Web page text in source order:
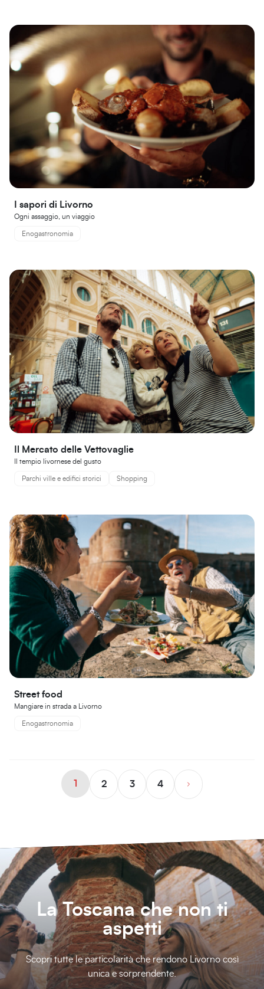
I sapori di Livorno
Ogni assaggio, un viaggio
Enogastronomia
Il Mercato delle Vettovaglie
Il tempio livornese del gusto
Parchi ville e edifici storici Shopping
Street food
Mangiare in strada a Livorno
Enogastronomia
1 2 3 4
La Toscana che non ti
aspetti
Scopri tutte le particolarità che rendono Livorno così
unica e sorprendente.